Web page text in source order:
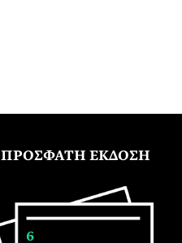
ΠΡΟΣΦΑΤΗ ΕΚΔΟΣΗ
6